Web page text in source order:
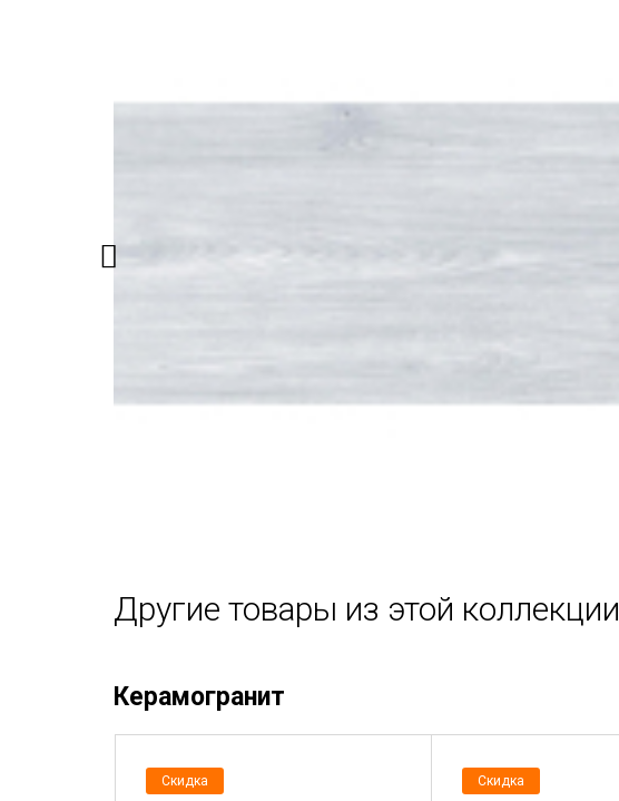
Другие товары из этой коллекции
Керамогранит
Скидка Скидка